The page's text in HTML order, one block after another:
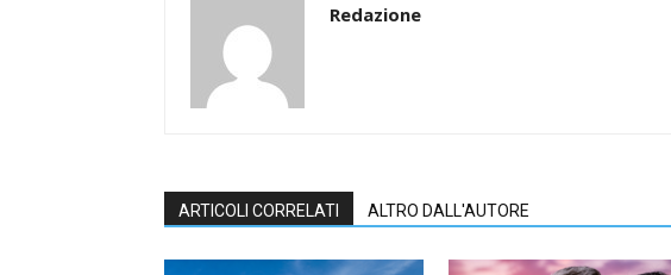
Redazione
ARTICOLI CORRELATI ALTRO DALL'AUTORE